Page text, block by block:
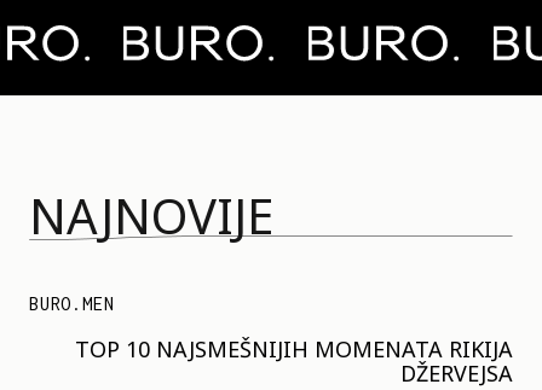
NAJNOVIJE
BURO.MEN
TOP 10 NAJSMEŠNIJIH MOMENATA RIKIJA
DŽERVEJSA